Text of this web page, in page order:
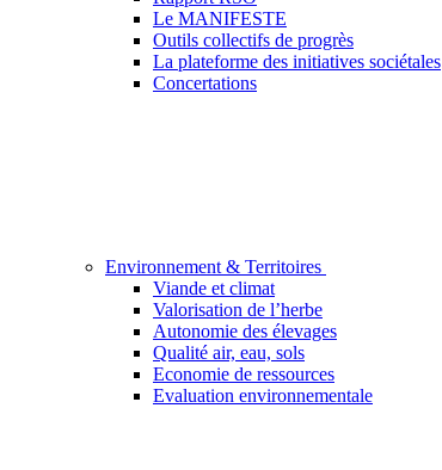
Le MANIFESTE
Outils collectifs de progrès
La plateforme des initiatives sociétales
Concertations
Environnement & Territoires
Viande et climat
Valorisation de l’herbe
Autonomie des élevages
Qualité air, eau, sols
Economie de ressources
Evaluation environnementale